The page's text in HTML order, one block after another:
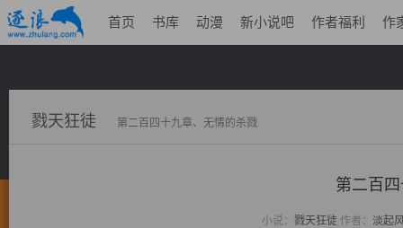
首页 书库 动漫 新小说吧 作者福利 作
戮天狂徒 第二百四十九章、无情的杀戮
第二百
小说： 戮天狂徒作者： 淡起